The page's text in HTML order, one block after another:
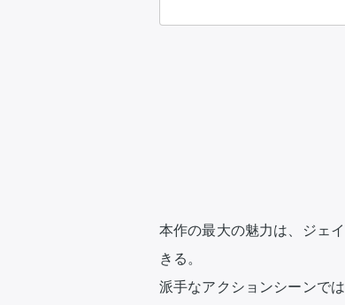
本作の最大の魅力は、ジェ
きる。
派手なアクションシーンで